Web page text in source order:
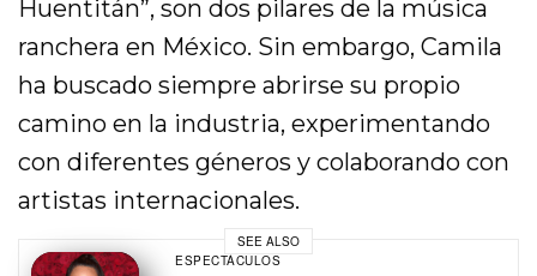
Huentitán”, son dos pilares de la música
ranchera en México. Sin embargo, Camila
ha buscado siempre abrirse su propio
camino en la industria, experimentando
con diferentes géneros y colaborando con
artistas internacionales.
SEE ALSO
ESPECTÁCULOS